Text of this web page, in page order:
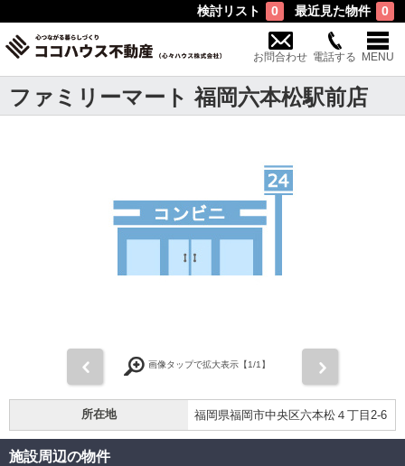
検討リスト 0 最近見た物件 0
お問合わせ 電話する MENU
ファミリーマート 福岡六本松駅前店
画像タップで拡大表示【1/1】
所在地 福岡県福岡市中央区六本松４丁目2-6
施設周辺の物件